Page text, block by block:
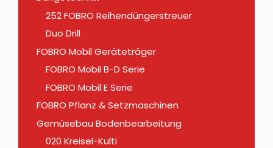
252 FOBRO Reihendüngerstreuer
Duo Drill
FOBRO Mobil Geräteträger
FOBRO Mobil B-D Serie
FOBRO Mobil E Serie
FOBRO Pflanz & Setzmaschinen
Gemüsebau Bodenbearbeitung
020 Kreisel-Kulti